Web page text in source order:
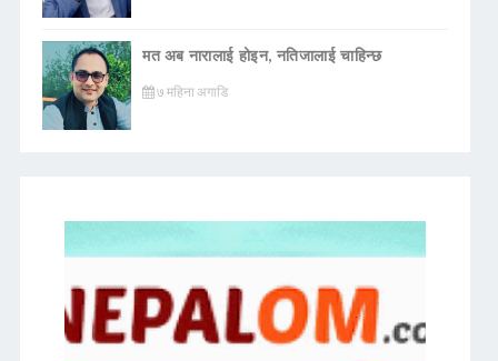
मत अब नारालाई होइन, नतिजालाई चाहिन्छ
७ महिना अगाडि